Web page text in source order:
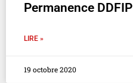
Permanence DDFIP
LIRE »
19 octobre 2020